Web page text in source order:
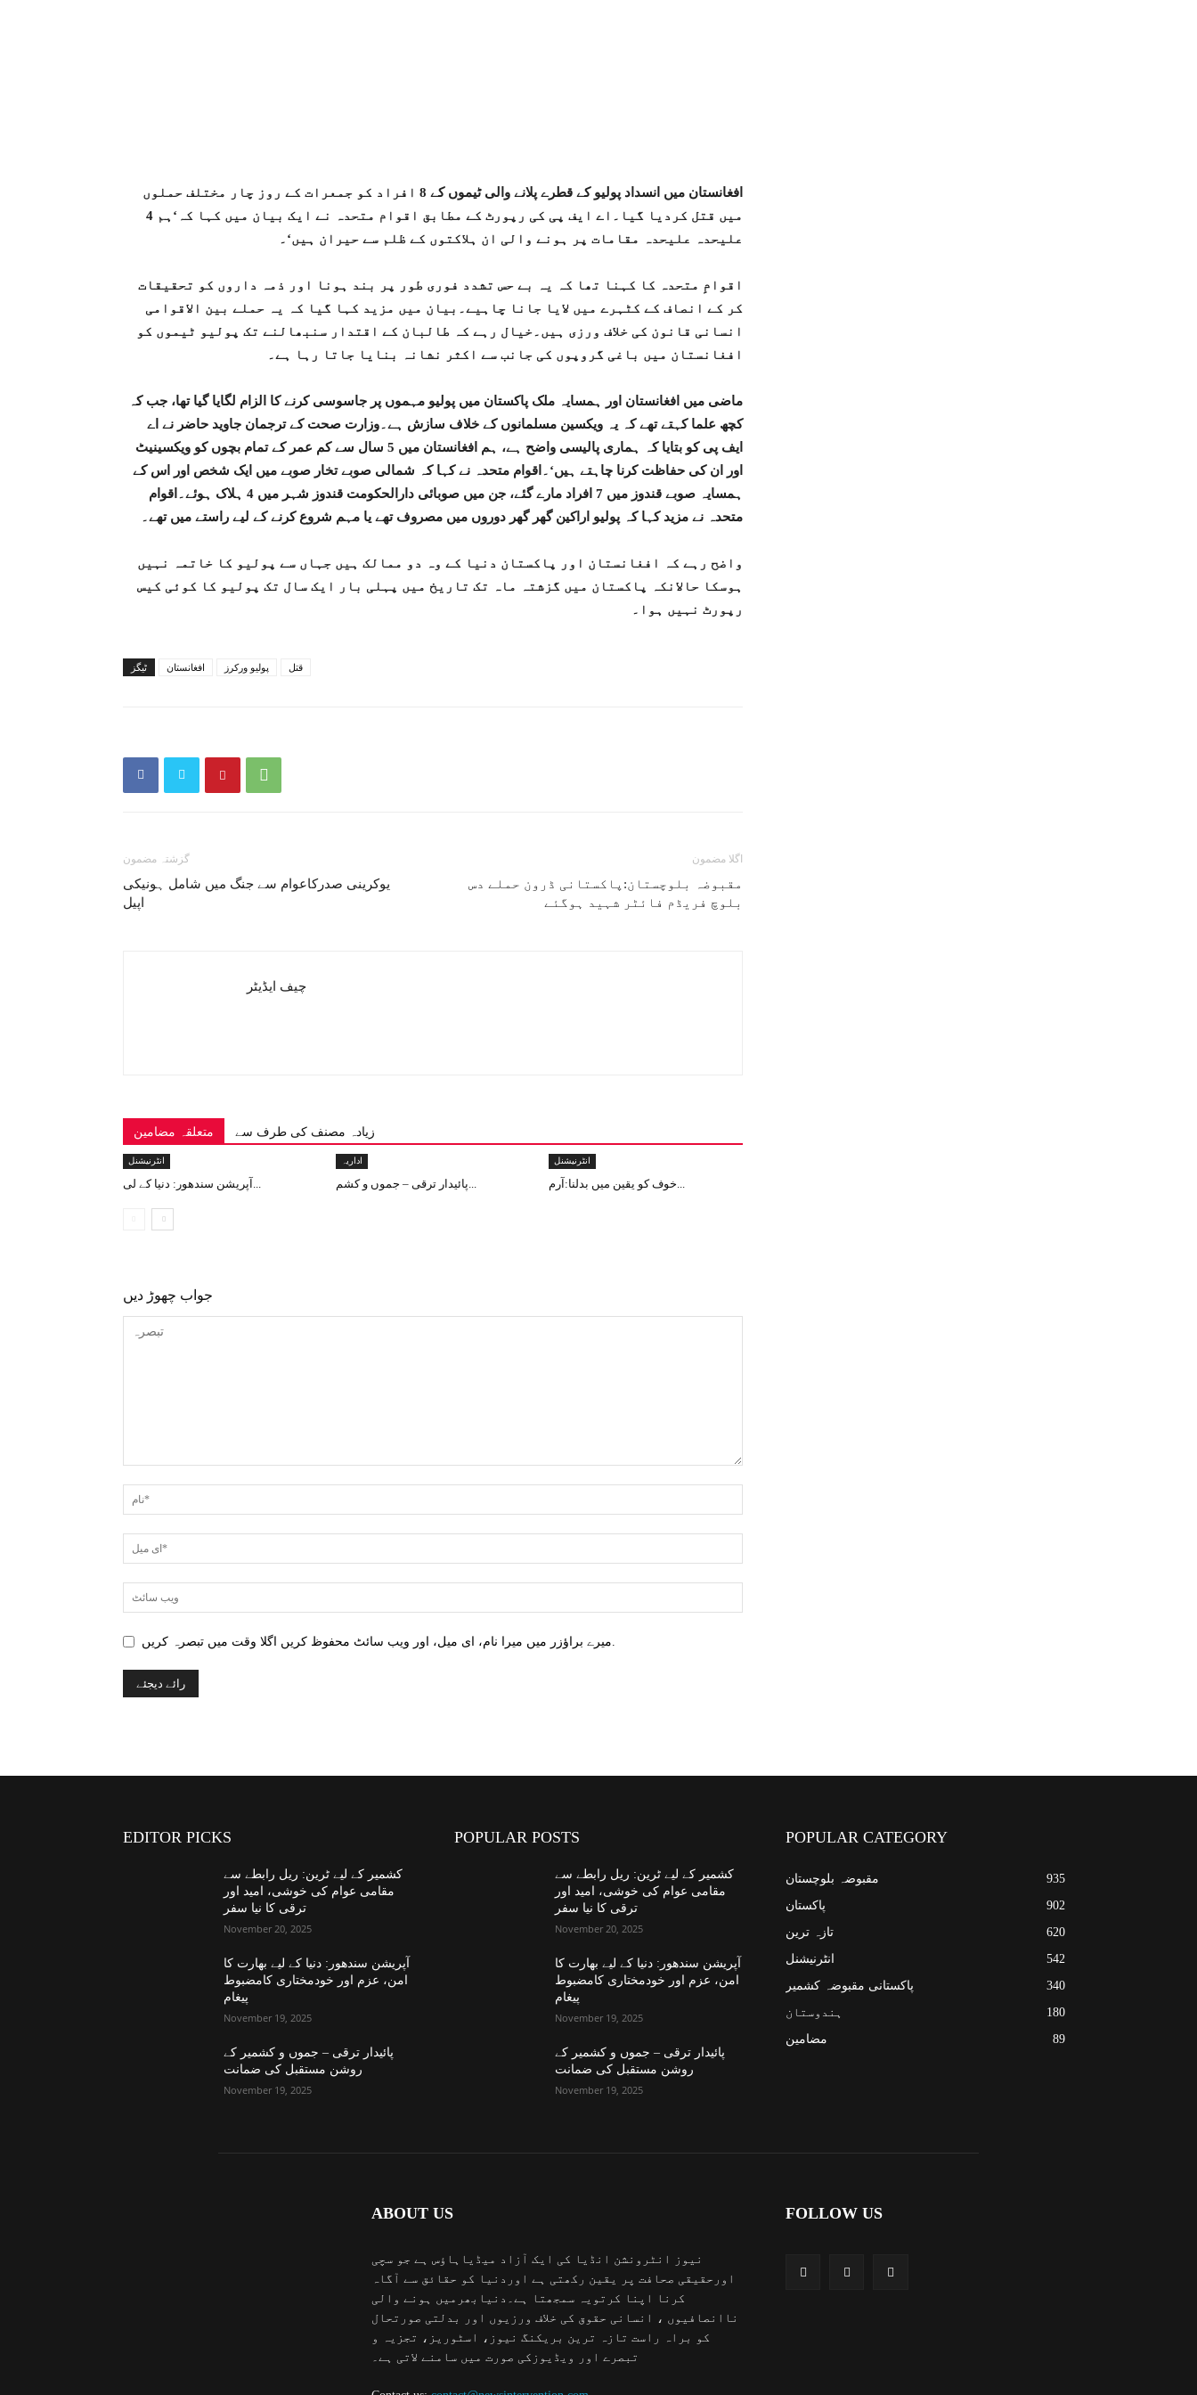
افغانستان میں انسداد پولیو کے قطرے پلانے والی ٹیموں کے 8 افراد کو جمعرات کے روز چار مختلف حملوں
میں قتل کردیا گیا۔اے ایف پی کی رپورٹ کے مطابق اقوام متحدہ نے ایک بیان میں کہا کہ‘ہم 4
علیحدہ علیحدہ مقامات پر ہونے والی ان ہلاکتوں کے ظلم سے حیران ہیں‘۔
اقوامِ متحدہ کا کہنا تھا کہ یہ بے حس تشدد فوری طور پر بند ہونا اور ذمہ داروں کو تحقیقات
کر کے انصاف کے کٹہرے میں لایا جانا چاہیے۔بیان میں مزید کہا گیا کہ یہ حملے بین الاقوامی
انسانی قانون کی خلاف ورزی ہیں۔خیال رہے کہ طالبان کے اقتدار سنبھالنے تک پولیو ٹیموں کو
افغانستان میں باغی گروپوں کی جانب سے اکثر نشانہ بنایا جاتا رہا ہے۔
ماضی میں افغانستان اور ہمسایہ ملک پاکستان میں پولیو مہموں پر جاسوسی کرنے کا الزام لگایا گیا تھا، جب کہ
کچھ علما کہتے تھے کہ یہ ویکسین مسلمانوں کے خلاف سازش ہے۔وزارت صحت کے ترجمان جاوید حاضر نے اے
ایف پی کو بتایا کہ ہماری پالیسی واضح ہے، ہم افغانستان میں 5 سال سے کم عمر کے تمام بچوں کو ویکسینیٹ
اور ان کی حفاظت کرنا چاہتے ہیں‘۔اقوام متحدہ نے کہا کہ شمالی صوبے تخار صوبے میں ایک شخص اور اس کے
ہمسایہ صوبے قندوز میں 7 افراد مارے گئے، جن میں صوبائی دارالحکومت قندوز شہر میں 4 ہلاک ہوئے۔اقوام
متحدہ نے مزید کہا کہ پولیو اراکین گھر گھر دوروں میں مصروف تھے یا مہم شروع کرنے کے لیے راستے میں تھے۔
واضح رہے کہ افغانستان اور پاکستان دنیا کے وہ دو ممالک ہیں جہاں سے پولیو کا خاتمہ نہیں
ہوسکا حالانکہ پاکستان میں گزشتہ ماہ تک تاریخ میں پہلی بار ایک سال تک پولیو کا کوئی کیس
رپورٹ نہیں ہوا۔
ٹیگز افغانستان پولیو ورکرز قتل
گزشتہ مضمون
یوکرینی صدرکاعوام سے جنگ میں شامل ہونیکی
اپیل
اگلا مضمون
مقبوضہ بلوچستان:پاکستانی ڈرون حملے دس
بلوچ فریڈم فائٹر شہید ہوگئے
چیف ایڈیٹر
متعلقہ مضامین زیادہ مصنف کی طرف سے
انٹرنیشنل
آپریشن سندھور: دنیا کے لی...
اداریہ
پائیدار ترقی – جموں و کشم...
انٹرنیشنل
خوف کو یقین میں بدلنا:آرم...
جواب چھوڑ دیں
میرے براؤزر میں میرا نام، ای میل، اور ویب سائٹ محفوظ کریں اگلا وقت میں تبصرہ کریں.
EDITOR PICKS
کشمیر کے لیے ٹرین: ریل رابطے سے
مقامی عوام کی خوشی، امید اور
ترقی کا نیا سفر
November 20, 2025
آپریشن سندھور: دنیا کے لیے بھارت کا
امن، عزم اور خودمختاری کامضبوط
پیغام
November 19, 2025
پائیدار ترقی – جموں و کشمیر کے
روشن مستقبل کی ضمانت
November 19, 2025
POPULAR POSTS
کشمیر کے لیے ٹرین: ریل رابطے سے
مقامی عوام کی خوشی، امید اور
ترقی کا نیا سفر
November 20, 2025
آپریشن سندھور: دنیا کے لیے بھارت کا
امن، عزم اور خودمختاری کامضبوط
پیغام
November 19, 2025
پائیدار ترقی – جموں و کشمیر کے
روشن مستقبل کی ضمانت
November 19, 2025
POPULAR CATEGORY
مقبوضہ بلوچستان
935
پاکستان
902
تازہ ترین
620
انٹرنیشنل
542
پاکستانی مقبوضہ کشمیر
340
ہندوستان
180
مضامین
89
ABOUT US
نیوز انٹرونشن انڈیا کی ایک آزاد میڈیاہاؤس ہے جو سچی
اورحقیقی صحافت پر یقین رکھتی ہے اوردنیا کو حقائق سے آگاہ
کرنا اپنا کرتویہ سمجھتا ہے۔دنیابھرمیں ہونے والی
ناانصافیوں ، انسانی حقوق کی خلاف ورزیوں اور بدلتی صورتحال
کو براہ راست تازہ ترین بریکنگ نیوز، اسٹوریز، تجزیہ و
تبصرے اور ویڈیوزکی صورت میں سامنے لاتی ہے۔
FOLLOW US